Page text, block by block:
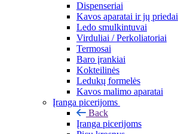
Dispenseriai
Kavos aparatai ir jų priedai
Ledo smulkintuvai
Virduliai / Perkoliatoriai
Termosai
Baro įrankiai
Kokteilinės
Ledukų formelės
Kavos malimo aparatai
Įranga picerijoms
Back
Įranga picerijoms